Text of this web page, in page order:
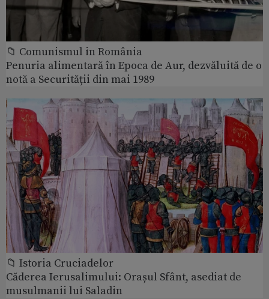
📁 Comunismul in România
Penuria alimentară în Epoca de Aur, dezvăluită de o
notă a Securității din mai 1989
📁 Istoria Cruciadelor
Căderea Ierusalimului: Orașul Sfânt, asediat de
musulmanii lui Saladin